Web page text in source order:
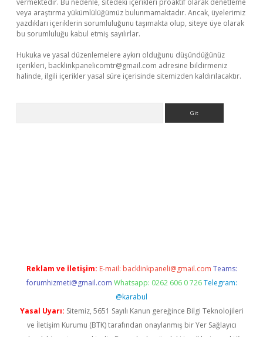
vermektedir. Bu nedenle, sitedeki içerikleri proaktif olarak denetleme
veya araştırma yükümlülüğümüz bulunmamaktadır. Ancak, üyelerimiz
yazdıkları içeriklerin sorumluluğunu taşımakta olup, siteye üye olarak
bu sorumluluğu kabul etmiş sayılırlar.
Hukuka ve yasal düzenlemelere aykırı olduğunu düşündüğünüz
içerikleri, backlinkpanelicomtr@gmail.com adresine bildirmeniz
halinde, ilgili içerikler yasal süre içerisinde sitemizden kaldırılacaktır.
Reklam ve İletişim: E-mail: backlinkpaneli@gmail.com Teams:
forumhizmeti@gmail.com Whatsapp: 0262 606 0 726 Telegram:
@karabul
Yasal Uyarı: Sitemiz, 5651 Sayılı Kanun gereğince Bilgi Teknolojileri
ve İletişim Kurumu (BTK) tarafından onaylanmış bir Yer Sağlayıcı